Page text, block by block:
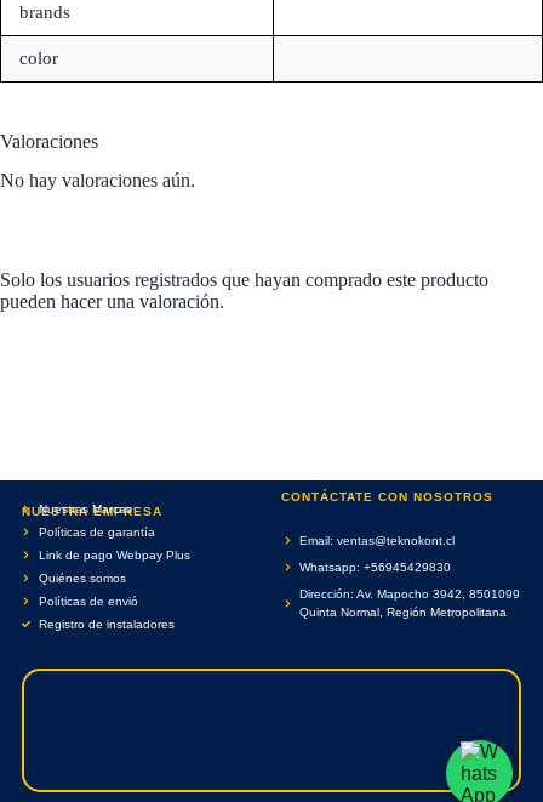
brands
color
Valoraciones
No hay valoraciones aún.
Solo los usuarios registrados que hayan comprado este producto
pueden hacer una valoración.
NUESTRA EMPRESA
Nuestras Marcas
Políticas de garantía
Link de pago Webpay Plus
Quiénes somos
Políticas de envió
Registro de instaladores
CONTÁCTATE CON NOSOTROS
Email: ventas@teknokont.cl
Whatsapp: +56945429830
Dirección: Av. Mapocho 3942, 8501099
Quinta Normal, Región Metropolitana